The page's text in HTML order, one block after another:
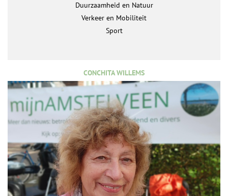
Duurzaamheid en Natuur
Verkeer en Mobiliteit
Sport
CONCHITA WILLEMS